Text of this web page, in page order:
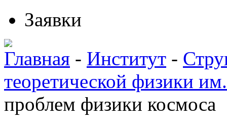
Заявки
Главная - Институт -
теоретической физики
проблем физики космоса